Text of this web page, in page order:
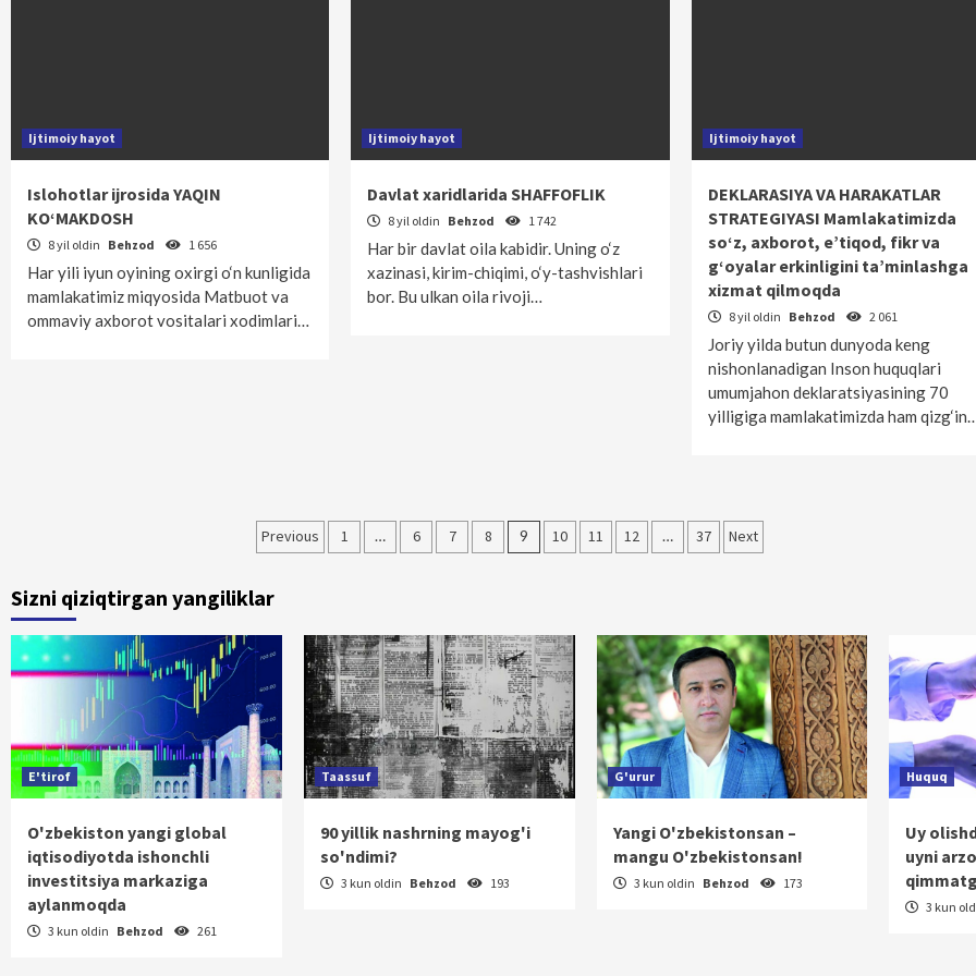
Ijtimoiy hayot
Islohotlar ijrosida YAQIN
KO‘MAKDOSH
8 yil oldin Behzod 1 656
Har yili iyun oyining oxirgi o‘n kunligida
mamlakatimiz miqyosida Matbuot va
ommaviy axborot vositalari xodimlari…
Ijtimoiy hayot
Davlat xaridlarida SHAFFOFLIK
8 yil oldin Behzod 1 742
Har bir davlat oila kabidir. Uning o‘z
xazinasi, kirim-chiqimi, o‘y-tashvishlari
bor. Bu ulkan oila rivoji…
Ijtimoiy hayot
DEKLARASIYA VA HARAKATLAR
STRATEGIYASI Mamlakatimizda
so‘z, axborot, e’tiqod, fikr va
g‘oyalar erkinligini ta’minlashga
xizmat qilmoqda
8 yil oldin Behzod 2 061
Joriy yilda butun dunyoda keng
nishonlanadigan Inson huquqlari
umumjahon deklaratsiyasining 70
yilligiga mamlakatimizda ham
Maqolalar
harakatlanish
Previous 1 … 6 7 8 9 10 11 12 … 37 Next
Sizni qiziqtirgan yangiliklar
E'tirof
O'zbekiston yangi global
iqtisodiyotda ishonchli
investitsiya markaziga
aylanmoqda
3 kun oldin Behzod 261
Taassuf
90 yillik nashrning mayog'i
so'ndimi?
3 kun oldin Behzod 193
G'urur
Yangi O'zbekistonsan –
mangu O'zbekistonsan!
3 kun oldin Behzod 173
Huquq
Uy
uyni
3 kun